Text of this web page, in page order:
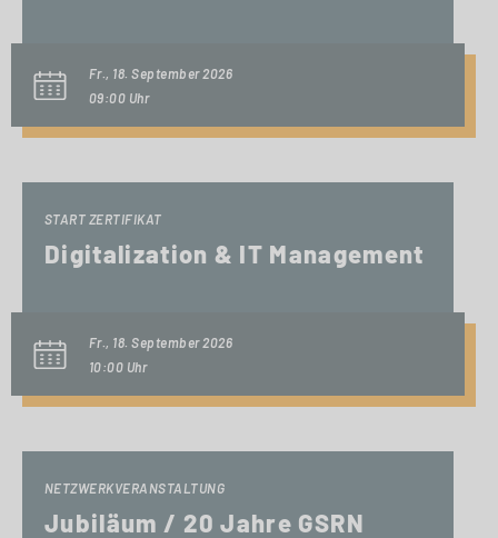
Fr., 18. September 2026
09:00 Uhr
START ZERTIFIKAT
Digitalization & IT Management
Fr., 18. September 2026
10:00 Uhr
NETZWERKVERANSTALTUNG
Jubiläum / 20 Jahre GSRN